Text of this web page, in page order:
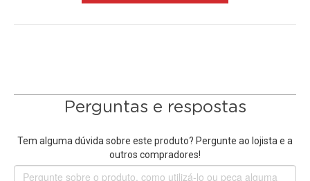
Perguntas e respostas
Tem alguma dúvida sobre este produto? Pergunte ao lojista e a
outros compradores!